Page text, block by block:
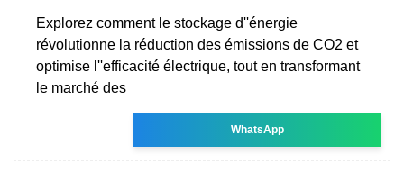
Explorez comment le stockage d''énergie
révolutionne la réduction des émissions de CO2 et
optimise l''efficacité électrique, tout en transformant
le marché des
WhatsApp